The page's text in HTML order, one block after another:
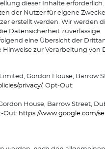
dieser Inhalte erforderlich.
der Nutzer für eigene Zwecke
erstellt werden. Wir werden
Datensicherheit zuverlässige
eine Übersicht der
zur Verarbeitung von
Gordon House, Barrow
privacy/, Opt-Out:
House, Barrow Street,
Out: https://www.google.com/